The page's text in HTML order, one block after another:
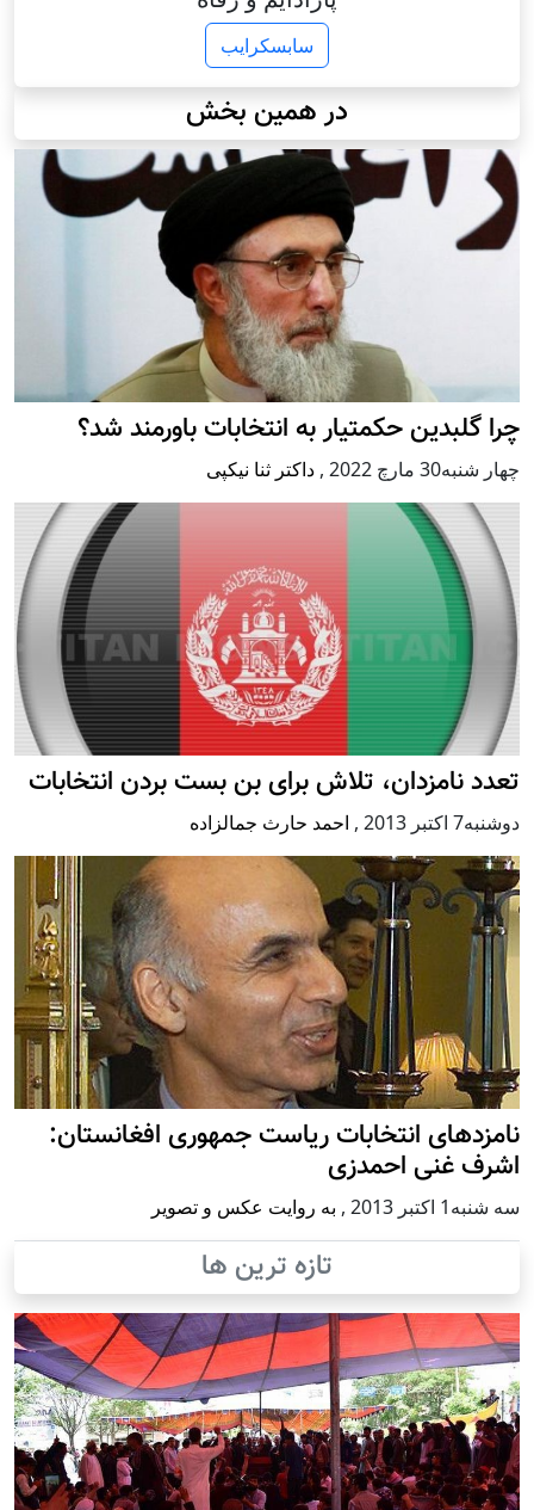
سابسکرایب
در همین بخش
چرا گلبدین حکمتیار به انتخابات باورمند شد؟
چهار شنبه30 مارچ 2022 , داکتر ثنا نیکپی
تعدد نامزدان، تلاش برای بن بست بردن انتخابات
دوشنبه7 اكتبر 2013 , احمد حارث جمالزاده
نامزدهای انتخابات ریاست جمهوری افغانستان:
اشرف غنی احمدزی
سه شنبه1 اكتبر 2013 , به روایت عکس و تصویر
تازه ترین ها